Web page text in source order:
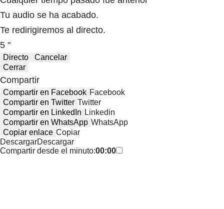
Tu audio se ha acabado.
Te redirigiremos al directo.
5 "
Directo
Cancelar
Cerrar
Compartir
Compartir en Facebook Facebook
Compartir en Twitter Twitter
Compartir en LinkedIn Linkedin
Compartir en WhatsApp WhatsApp
Copiar enlace Copiar
DescargarDescargar
Compartir desde el minuto:00:00